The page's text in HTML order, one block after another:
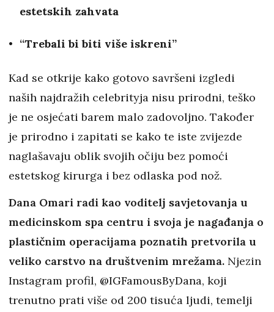
estetskih zahvata
“Trebali bi biti više iskreni”
Kad se otkrije kako gotovo savršeni izgledi
naših najdražih celebrityja nisu prirodni, teško
je ne osjećati barem malo zadovoljno. Također
je prirodno i zapitati se kako te iste zvijezde
naglašavaju oblik svojih očiju bez pomoći
estetskog kirurga i bez odlaska pod nož.
Dana Omari radi kao voditelj savjetovanja u
medicinskom spa centru i svoja je nagađanja o
plastičnim operacijama poznatih pretvorila u
veliko carstvo na društvenim mrežama. Njezin
Instagram profil, @IGFamousByDana, koji
trenutno prati više od 200 tisuća ljudi, temelji